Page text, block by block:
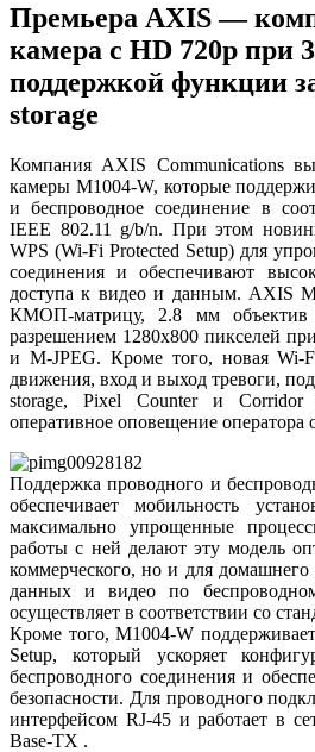
Премьера AXIS —
камера с HD 720p при
поддержкой функции
storage
Компания AXIS Communications
камеры M1004-W, которые
и беспроводное соединение в
IEEE 802.11 g/b/n. При этом
WPS (Wi-Fi Protected Setup) для
соединения и обеспечивают
доступа к видео и данным. AXIS
КМОП-матрицу, 2.8 мм
разрешением 1280х800 пикселей
и M-JPEG. Кроме того, новая Wi-
движения, вход и выход тревоги,
storage, Pixel Counter и Corridor
оперативное оповещение
Поддержка проводного и
обеспечивает мобильность
максимально упрощенные
работы с ней делают эту модель
коммерческого, но и для домашнего
данных и видео по
осуществляет в соответствии со
Кроме того, M1004-W
Setup, который ускоряет
беспроводного соединения и
безопасности. Для проводного
интерфейсом RJ-45 и работает в
Base-TX .